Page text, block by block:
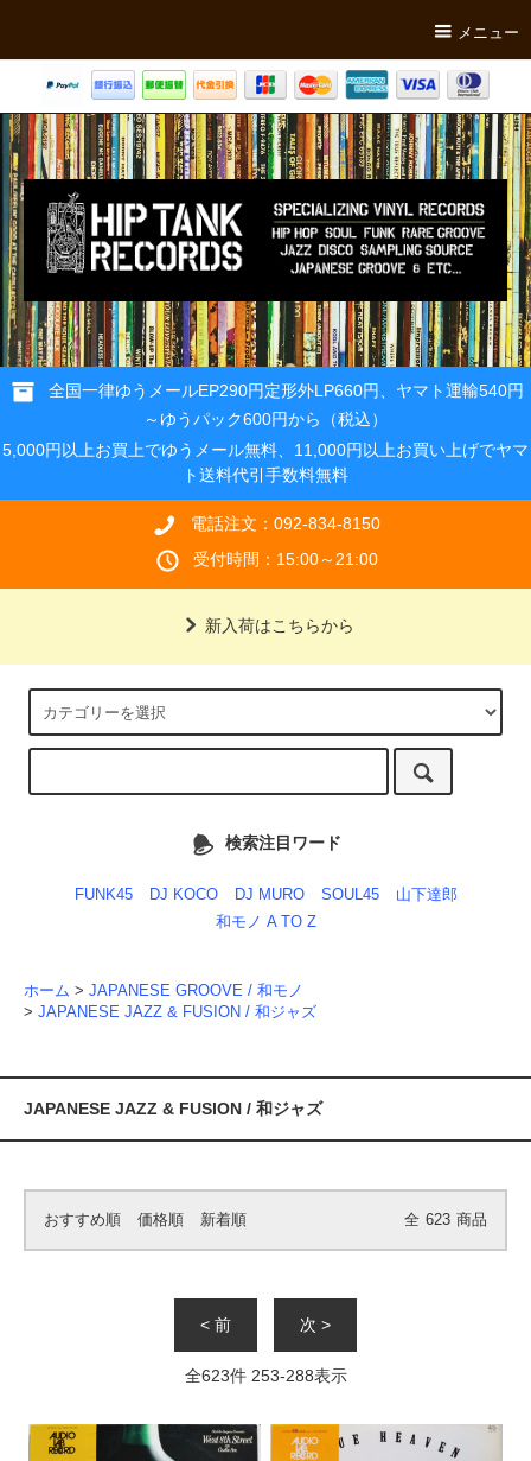
メニュー
全国一律ゆうメールEP290円定形外LP660円、ヤマト運輸540円
～ゆうパック600円から（税込）
5,000円以上お買上でゆうメール無料、11,000円以上お買い上げでヤマ
ト送料代引手数料無料
電話注文：092-834-8150
受付時間：15:00～21:00
新入荷はこちらから
検索注目ワード
FUNK45 DJ KOCO DJ MURO SOUL45
山下達郎
和モノ A TO Z
ホーム > JAPANESE GROOVE / 和モノ
> JAPANESE JAZZ & FUSION / 和ジャズ
JAPANESE JAZZ & FUSION / 和ジャズ
おすすめ順 価格順 新着順 全 623 商品
< 前 次 >
全623件 253-288表示